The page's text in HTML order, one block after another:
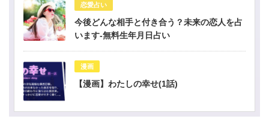
恋愛占い
今後どんな相手と付き合う？未来の恋人を占
います-無料生年月日占い
漫画
【漫画】わたしの幸せ(1話)